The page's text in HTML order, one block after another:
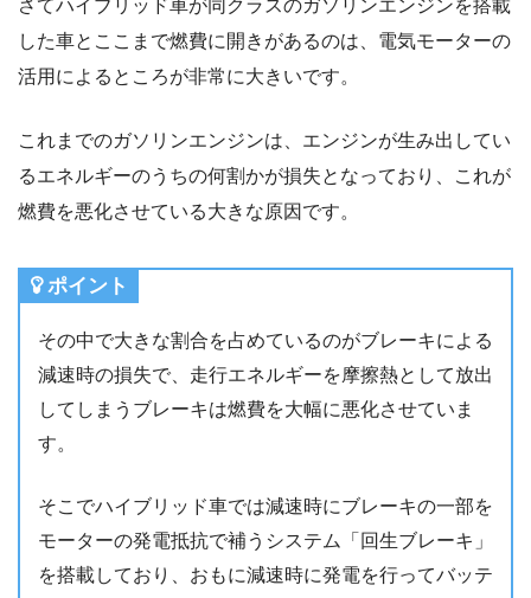
さてハイブリッド車が同クラスのガソリンエンジンを搭載
した車とここまで燃費に開きがあるのは、電気モーターの
活用によるところが非常に大きいです。
これまでのガソリンエンジンは、エンジンが生み出してい
るエネルギーのうちの何割かが損失となっており、これが
燃費を悪化させている大きな原因です。
ポイント
その中で大きな割合を占めているのがブレーキによる
減速時の損失で、走行エネルギーを摩擦熱として放出
してしまうブレーキは燃費を大幅に悪化させていま
す。
そこでハイブリッド車では減速時にブレーキの一部を
モーターの発電抵抗で補うシステム「回生ブレーキ」
を搭載しており、おもに減速時に発電を行ってバッテ